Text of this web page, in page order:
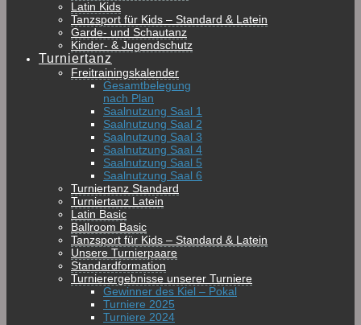
Latin Kids
Tanzsport für Kids – Standard & Latein
Garde- und Schautanz
Kinder- & Jugendschutz
Turniertanz
Freitrainingskalender
Gesamtbelegung
nach Plan
Saalnutzung Saal 1
Saalnutzung Saal 2
Saalnutzung Saal 3
Saalnutzung Saal 4
Saalnutzung Saal 5
Saalnutzung Saal 6
Turniertanz Standard
Turniertanz Latein
Latin Basic
Ballroom Basic
Tanzsport für Kids – Standard & Latein
Unsere Turnierpaare
Standardformation
Turnierergebnisse unserer Turniere
Gewinner des Kiel – Pokal
Turniere 2025
Turniere 2024